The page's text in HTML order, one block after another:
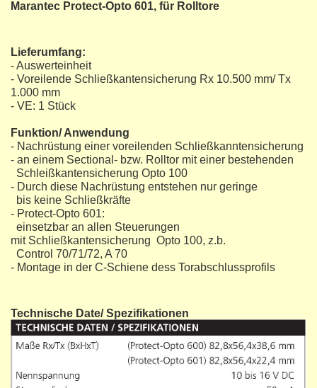
Marantec Protect-Opto 601, für Rolltore
Lieferumfang:
- Auswerteinheit
- Voreilende Schließkantensicherung Rx 10.500 mm/ Tx
1.000 mm
- VE: 1 Stück
Funktion/ Anwendung
- Nachrüstung einer voreilenden Schließkanntensicherung
- an einem Sectional- bzw. Rolltor mit einer bestehenden
Schleißkantensicherung Opto 100
- Durch diese Nachrüstung entstehen nur geringe
bis keine Schließkräfte
- Protect-Opto 601:
einsetzbar an allen Steuerungen
mit Schließkantensicherung Opto 100, z.b.
Control 70/71/72, A 70
- Montage in der C-Schiene dess Torabschlussprofils
Technische Date/ Spezifikationen